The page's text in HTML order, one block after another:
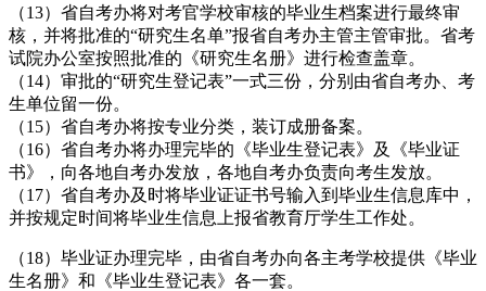
（13）省自考办将对考官学校审核的毕业生档案进行最终审
核，并将批准的“研究生名单”报省自考办主管主管审批。省考
试院办公室按照批准的《研究生名册》进行检查盖章。
（14）审批的“研究生登记表”一式三份，分别由省自考办、考
生单位留一份。
（15）省自考办将按专业分类，装订成册备案。
（16）省自考办将办理完毕的《毕业生登记表》及《毕业证
书》，向各地自考办发放，各地自考办负责向考生发放。
（17）省自考办及时将毕业证证书号输入到毕业生信息库中，
并按规定时间将毕业生信息上报省教育厅学生工作处。
（18）毕业证办理完毕，由省自考办向各主考学校提供《毕业
生名册》和《毕业生登记表》各一套。